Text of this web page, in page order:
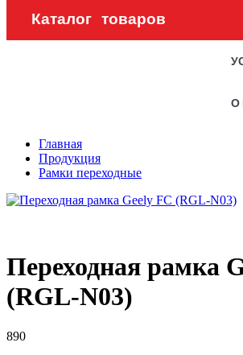
Каталог товаров
О
Главная
Продукция
Рамки переходные
Переходная рамка
(RGL-N03)
890